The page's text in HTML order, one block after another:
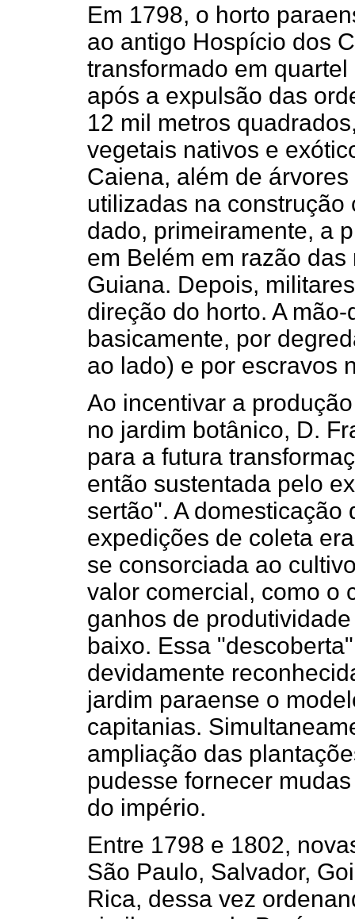
Em 1798, o horto
ao antigo Hospício dos
transformado em
após a expulsão das
12 mil metros
vegetais nativos e
Caiena, além de
utilizadas na
dado, primeiramente, a
em Belém em razão
Guiana. Depois,
direção do horto. A
basicamente, por
ao lado) e por escravos
Ao incentivar a
no jardim botânico, D.
para a futura
então sustentada pelo
sertão". A domesticação
expedições de coleta
se consorciada ao
valor comercial, como o
ganhos de
baixo. Essa
devidamente
jardim paraense o
capitanias.
ampliação das
pudesse fornecer
do império.
Entre 1798 e 1802,
São Paulo, Salvador,
Rica, dessa vez